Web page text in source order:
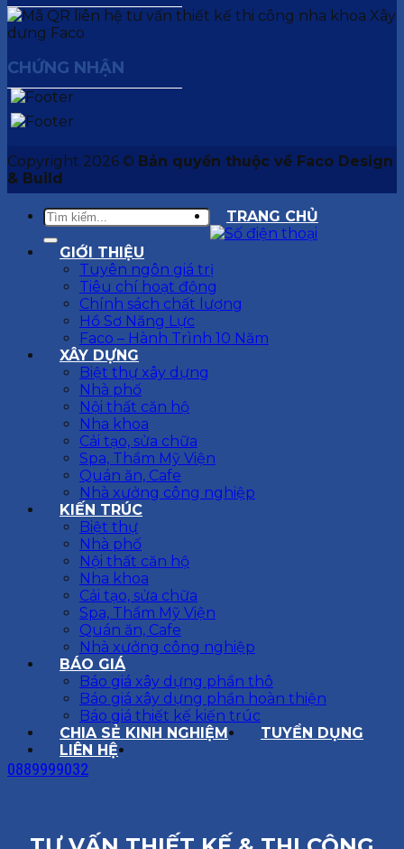
CHỨNG NHẬN
Copyright 2026 © Bản quyền thuộc về Faco Design
& Build
TRANG CHỦ
GIỚI THIỆU
Tuyên ngôn giá trị
Tiêu chí hoạt động
Chính sách chất lượng
Hồ Sơ Năng Lực
Faco – Hành Trình 10 Năm
XÂY DỰNG
Biệt thự xây dựng
Nhà phố
Nội thất căn hộ
Nha khoa
Cải tạo, sửa chữa
Spa, Thẩm Mỹ Viện
Quán ăn, Cafe
Nhà xưởng công nghiệp
KIẾN TRÚC
Biệt thự
Nhà phố
Nội thất căn hộ
Nha khoa
Cải tạo, sửa chữa
Spa, Thẩm Mỹ Viện
Quán ăn, Cafe
Nhà xưởng công nghiệp
BÁO GIÁ
Báo giá xây dựng phần thô
Báo giá xây dựng phần hoàn thiện
Báo giá thiết kế kiến trúc
CHIA SẺ KINH NGHIỆM
TUYỂN DỤNG
LIÊN HỆ
0889999032